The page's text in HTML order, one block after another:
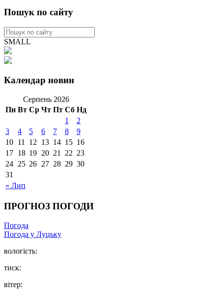
Пошук по сайту
SMALL
Календар новин
Серпень 2026
Пн Вт Ср Чт Пт Сб Нд
« Лип
1
2
3
4 5 6 7 8
9
10 11 12 13 14 15 16
17 18 19 20 21 22 23
24 25 26 27 28 29 30
31
ПРОГНОЗ ПОГОДИ
Погода
Погода у Луцьку
вологість:
тиск:
вітер: